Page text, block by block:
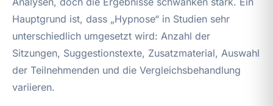
Hauptgrund ist, dass „Hypnose“ in Studien sehr
unterschiedlich umgesetzt wird: Anzahl der
Sitzungen, Suggestionstexte, Zusatzmaterial, Auswahl
der Teilnehmenden und die Vergleichsbehandlung
variieren.